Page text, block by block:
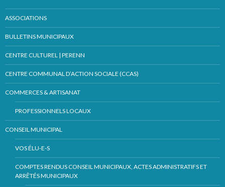
ASSOCIATIONS
BULLETINS MUNICIPAUX
CENTRE CULTUREL | PERENN
CENTRE COMMUNAL D’ACTION SOCIALE (CCAS)
COMMERCES & ARTISANAT
PROFESSIONNELS LOCAUX
CONSEIL MUNICIPAL
VOS ÉLU-E-S
COMPTES RENDUS CONSEIL MUNICIPAUX, ACTES ADMINISTRATIFS ET
ARRÊTÉS MUNICIPAUX